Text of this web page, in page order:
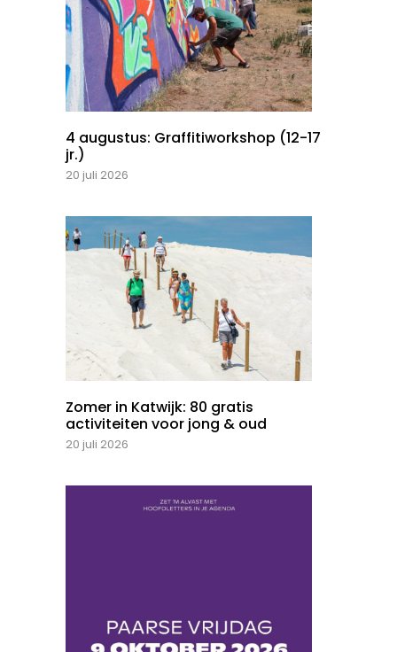
4 augustus: Graffitiworkshop (12-17
jr.)
20 juli 2026
Zomer in Katwijk: 80 gratis
activiteiten voor jong & oud
20 juli 2026